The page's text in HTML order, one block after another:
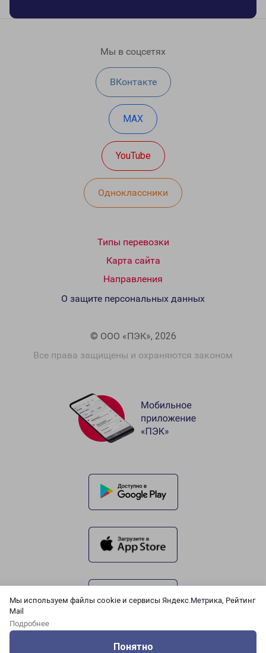
Мы используем файлы cookie и сервисы Яндекс.Метрика, Рейтинг
Mail
Подробнее
Понятно
Мы в соцсетях
ВКонтакте
MAX
YouTube
Одноклассники
Типы перевозки
Карта сайта
Направления
© ООО «ПЭК», 2026
Все права защищены и охраняются законом
О защите персональных данных